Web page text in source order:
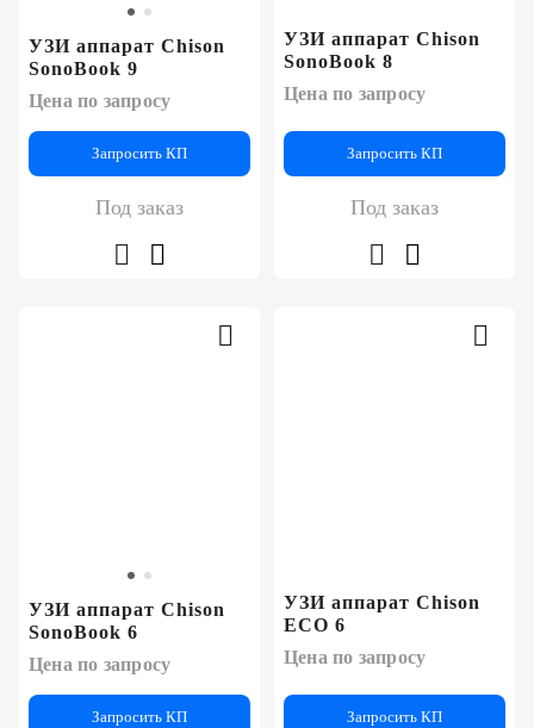
УЗИ аппарат Chison
SonoBook 9
Цена по запросу
Запросить КП
Под заказ
УЗИ аппарат Chison
SonoBook 8
Цена по запросу
Запросить КП
Под заказ
УЗИ аппарат Chison
SonoBook 6
Цена по запросу
Запросить КП
УЗИ аппарат Chison
ECO 6
Цена по запросу
Запросить КП